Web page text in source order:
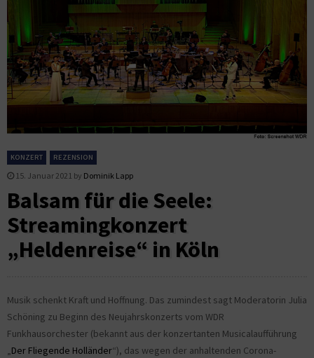
KONZERT REZENSION
15. Januar 2021 by Dominik Lapp
Balsam für die Seele:
Streamingkonzert
„Heldenreise“ in Köln
Musik schenkt Kraft und Hoffnung. Das zumindest sagt Moderatorin Julia
Schöning zu Beginn des Neujahrskonzerts vom WDR
Funkhausorchester (bekannt aus der konzertanten Musicalaufführung
„Der Fliegende Holländer“), das wegen der anhaltenden Corona-